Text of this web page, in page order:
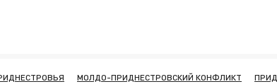
МОЛДО-ПРИДНЕСТРОВСКИЙ КОНФЛИКТ